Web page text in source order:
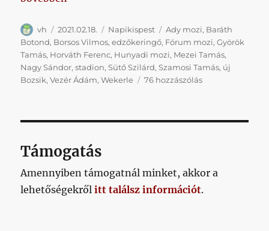
Szerző
vh Közzétéve
2021.02.18. Kategória
Napikispest Címke
Ady mozi, Baráth
Botond, Borsos Vilmos,edzőkeringő, Fórum mozi,Györök
Tamás, Horváth Ferenc, Hunyadi mozi, Mezei Tamás,
Nagy Sándor,stadion,Sütő Szilárd,Szamosi Tamás, új
Bozsik,Vezér Ádám,Wekerle 76 hozzászólásNapikispest
Támogatás
Amennyiben támogatnál minket, akkor a
lehetőségekrőlitt találsz információt.